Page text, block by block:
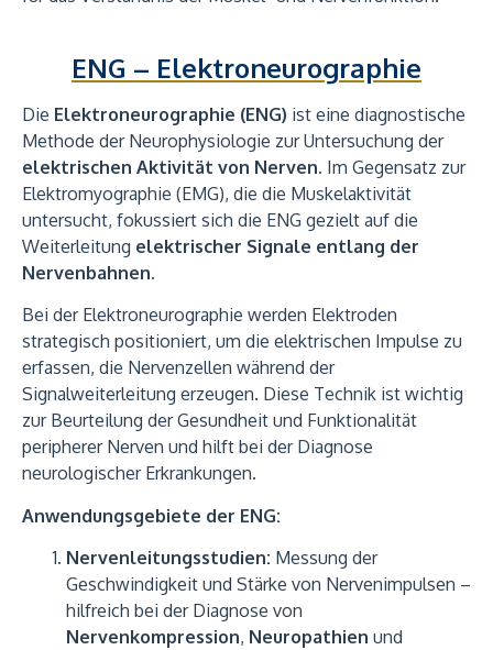
ENG – Elektroneurographie
Die Elektroneurographie (ENG) ist eine diagnostische
Methode der Neurophysiologie zur Untersuchung der
elektrischen Aktivität von Nerven. Im Gegensatz zur
Elektromyographie (EMG), die die Muskelaktivität
untersucht, fokussiert sich die ENG gezielt auf die
Weiterleitung elektrischer Signale entlang der
Nervenbahnen.
Bei der Elektroneurographie werden Elektroden
strategisch positioniert, um die elektrischen Impulse zu
erfassen, die Nervenzellen während der
Signalweiterleitung erzeugen. Diese Technik ist wichtig
zur Beurteilung der Gesundheit und Funktionalität
peripherer Nerven und hilft bei der Diagnose
neurologischer Erkrankungen.
Anwendungsgebiete der ENG:
Nervenleitungsstudien: Messung der
Geschwindigkeit und Stärke von Nervenimpulsen –
hilfreich bei der Diagnose von
Nervenkompression, Neuropathien und